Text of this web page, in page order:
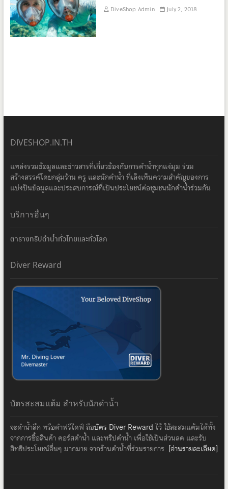
DiveShop Admin July 2, 2018
DIVESHOP.IN.TH
แหล่งรวมข้อมูลและข่าวสารที่เกี่ยวข้องกับการดำน้ำทุกแง่มุม ร่วม
สร้างสรรค์โดยกลุ่มร้าน ครู และนักดำน้ำ ที่เล็งเห็นความสำคัญของการ
แบ่งปันข้อมูลและประสบการณ์ที่เป็นประโยชน์ต่อชุมชนนักดำน้ำร่วมกัน
บริการอื่นๆ
ตารางทริปดำน้ำทั่วไทยและทั่วโลก
Diver Reward
บัตรสะสมแต้ม สำหรับนักดำน้ำ
จะดำน้ำลึก หรือดำฟรีไดฟ์ ถือบัตร Diver Reward ไว้ ใช้สะสมแต้มได้ทั้ง
จากการซื้อสินค้า คอร์สดำน้ำ และทริปดำน้ำ เพื่อใช้เป็นส่วนลด และรับ
สิทธิประโยชน์อื่นๆ มากมาย จากร้านดำน้ำที่ร่วมรายการ [อ่านรายละเอียด]